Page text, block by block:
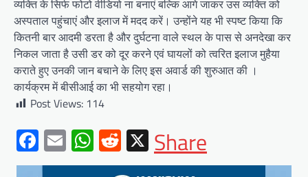
व्यक्ति के सिर्फ फोटो वीडियो ना बनाएं बल्कि आगे जाकर उस व्यक्ति को
अस्पताल पहुंचाएं और इलाज में मदद करें। उन्होंने यह भी स्पष्ट किया कि
कितनी बार आदमी डरता है और दुर्घटना वाले स्थल के पास से अनदेखा कर
निकल जाता है उसी डर को दूर करने एवं घायलों को त्वरित इलाज मुहैया
कराते हुए उनकी जान बचाने के लिए इस अवार्ड की शुरुआत की ।
कार्यक्रम में बीसीआई का भी सहयोग रहा।
Post Views: 114
Facebook
EmailWhatsApp
Reddit
X
Share